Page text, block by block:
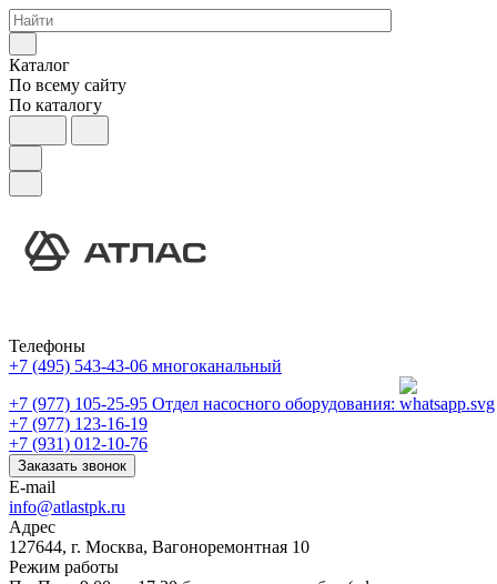
Каталог
По всему сайту
По каталогу
Телефоны
+7 (495) 543-43-06 многоканальный
+7 (977) 105-25-95 Отдел насосного оборудования:
+7 (977) 123-16-19
+7 (931) 012-10-76
Заказать звонок
E-mail
info@atlastpk.ru
Адрес
127644, г. Москва, Вагоноремонтная 10
Режим работы